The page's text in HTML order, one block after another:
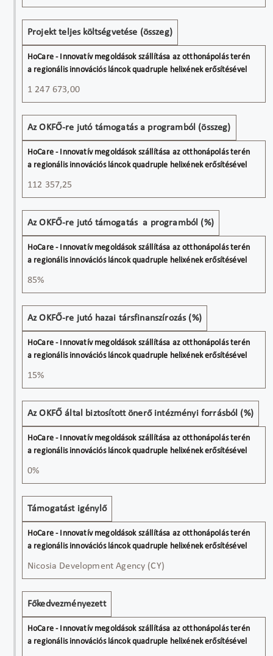
Projekt teljes költségvetése (összeg)
1 247 673,00
Az OKFŐ-re jutó támogatás a programból (összeg)
112 357,25
Az OKFŐ-re jutó támogatás a programból (%)
85%
Az OKFŐ-re jutó hazai társfinanszírozás (%)
15%
Az OKFŐ által biztosított önerő intézményi forrásból (%)
0%
Támogatást igénylő
Nicosia Development Agency (CY)
Főkedvezményezett